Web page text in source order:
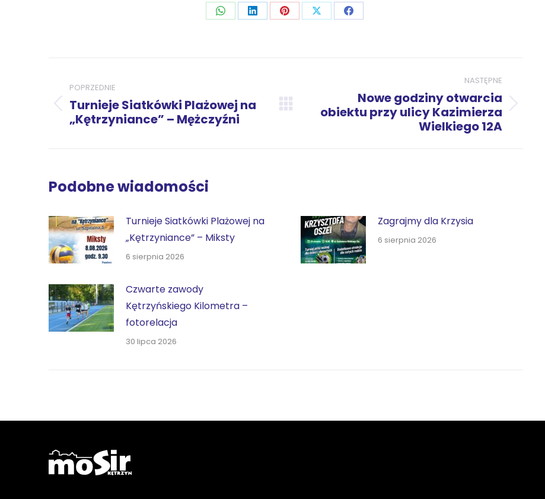
UdostępnijUdostępnijUdostępnijUdostępnijUdostępnij
wpisów
POPRZEDNIE
Poprzedni
wpis:
Turnieje Siatkówki Plażowej na
„Kętrzyniance” – Mężczyźni
NASTĘPNE
Następny
Nowe godziny otwarcia
obiektu przy ulicy Kazimierza
Wielkiego 12A
Podobne wiadomości
Turnieje Siatkówki Plażowej na
„Kętrzyniance” – Miksty
6 sierpnia 2026
Zagrajmy dla Krzysia
6 sierpnia 2026
Czwarte zawody
Kętrzyńskiego Kilometra –
fotorelacja
30 lipca 2026